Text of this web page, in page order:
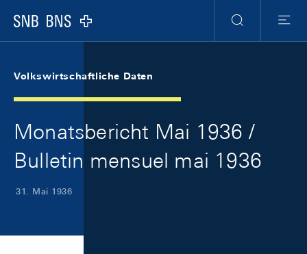
Logo
Suche
Menu
Volkswirtschaftliche Daten
Monatsbericht Mai 1936 /
Bulletin mensuel mai 1936
31. Mai 1936